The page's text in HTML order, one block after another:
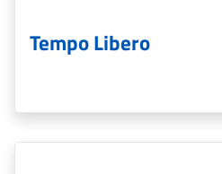
Tempo Libero